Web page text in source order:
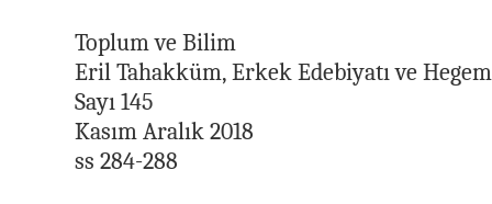
Toplum ve Bilim
Eril Tahakküm, Erkek Edebiyatı ve
Sayı 145
Kasım Aralık 2018
ss 284-288